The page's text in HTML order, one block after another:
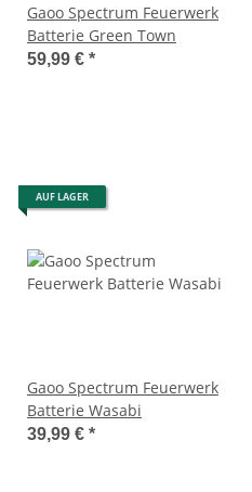
Gaoo Spectrum Feuerwerk
Batterie Green Town
59,99 € *
AUF LAGER
Gaoo Spectrum Feuerwerk
Batterie Wasabi
39,99 € *